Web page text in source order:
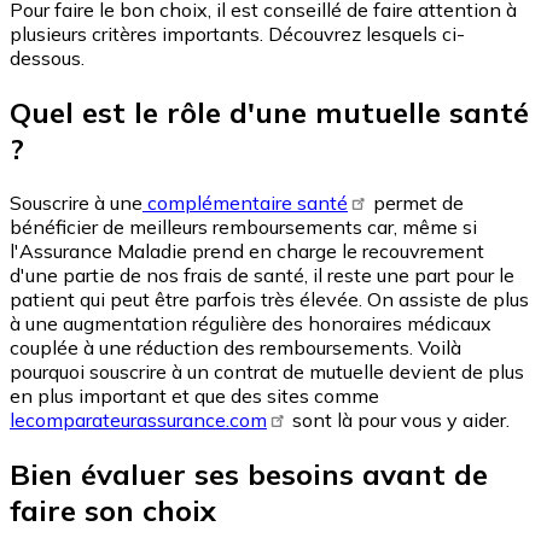
Pour faire le bon choix, il est conseillé de faire attention à
plusieurs critères importants. Découvrez lesquels ci-
dessous.
Quel est le rôle d'une mutuelle santé
?
Souscrire à une complémentaire santé
permet de
bénéficier de meilleurs remboursements car, même si
l'Assurance Maladie prend en charge le recouvrement
d'une partie de nos frais de santé, il reste une part pour le
patient qui peut être parfois très élevée. On assiste de plus
à une augmentation régulière des honoraires médicaux
couplée à une réduction des remboursements. Voilà
pourquoi souscrire à un contrat de mutuelle devient de plus
en plus important et que des sites comme
lecomparateurassurance.com
sont là pour vous y aider.
Bien évaluer ses besoins avant de
faire son choix